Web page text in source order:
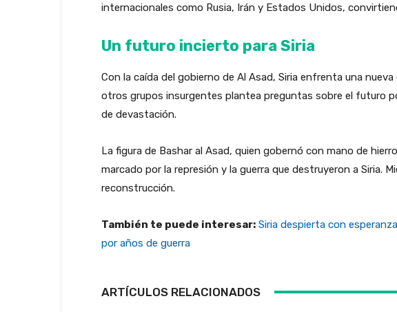
internacionales como Rusia, Irán y Estados Unidos,
Un futuro incierto para Siria
Con la caída del gobierno de Al Asad, Siria enfrenta una
otros grupos insurgentes plantea preguntas sobre el futuro
de devastación.
La figura de Bashar al Asad, quien gobernó con mano de
marcado por la represión y la guerra que destruyeron a Siria.
reconstrucción.
También te puede interesar: Siria despierta con
por años de guerra
ARTÍCULOS RELACIONADOS